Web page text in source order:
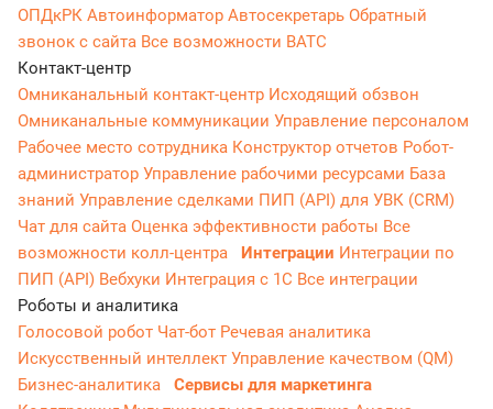
ОПДкРК Автоинформатор Автосекретарь Обратный
звонок с сайта Все возможности ВАТС
Контакт-центр
Омниканальный контакт-центр Исходящий обзвон
Омниканальные коммуникации Управление персоналом
Рабочее место сотрудника Конструктор отчетов Робот-
администратор Управление рабочими ресурсами База
знаний Управление сделками ПИП (API) для УВК (CRM)
Чат для сайта Оценка эффективности работы Все
возможности колл-центра
Интеграции Интеграции по
ПИП (API) Вебхуки Интеграция с 1С Все интеграции
Роботы и аналитика
Голосовой робот Чат-бот Речевая аналитика
Искусственный интеллект Управление качеством (QM)
Бизнес-аналитика
Сервисы для маркетинга